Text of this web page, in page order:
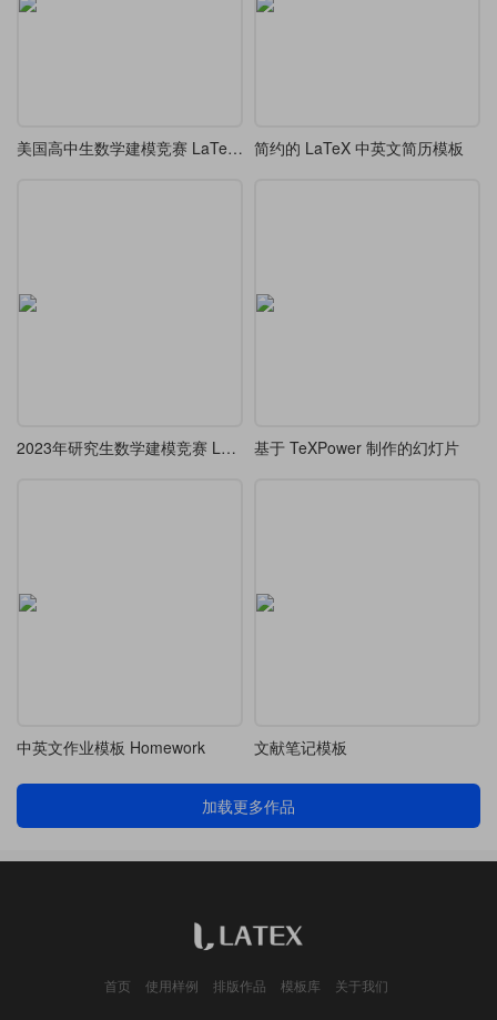
美国高中生数学建模竞赛 LaTeX 模板 (HiMCM) 简约的 LaTeX 中英文简历模板
2023年研究生数学建模竞赛 LaTeX 模板 基于 TeXPower 制作的幻灯片
中英文作业模板 Homework 文献笔记模板
加载更多作品
首页 使用样例 排版作品 模板库 关于我们